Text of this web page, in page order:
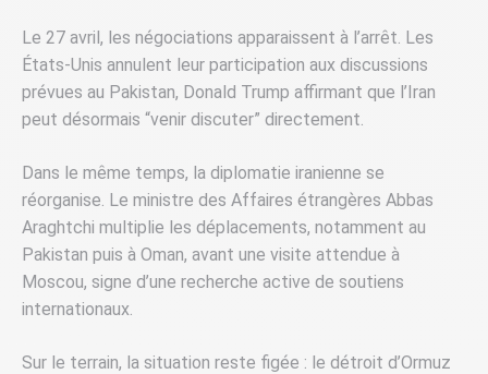
Le 27 avril, les négociations apparaissent à l’arrêt. Les
États-Unis annulent leur participation aux discussions
prévues au Pakistan, Donald Trump affirmant que l’Iran
peut désormais “venir discuter” directement.
Dans le même temps, la diplomatie iranienne se
réorganise. Le ministre des Affaires étrangères Abbas
Araghtchi multiplie les déplacements, notamment au
Pakistan puis à Oman, avant une visite attendue à
Moscou, signe d’une recherche active de soutiens
internationaux.
Sur le terrain, la situation reste figée : le détroit d’Ormuz